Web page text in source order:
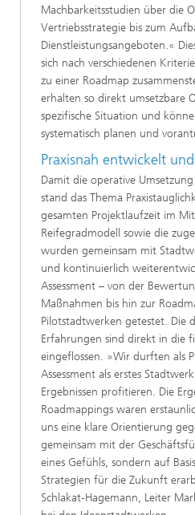
Machbarkeitsstudien über die
Vertriebsstrategie bis zum
Dienstleistungsangeboten.«
sich nach verschiedenen
zu einer Roadmap
erhalten so direkt umsetzbare
spezifische Situation und
systematisch planen und
Praxisnah entwickelt
Damit die operative
stand das Thema
gesamten Projektlaufzeit im
Reifegradmodell sowie die
wurden gemeinsam mit
und kontinuierlich
Assessment – von der
Maßnahmen bis hin zur
Pilotstadtwerken getestet. Die
Erfahrungen sind direkt in die
eingeflossen. »Wir durften als
Assessment als erstes
Ergebnissen profitieren. Die
Roadmappings waren
uns eine klare Orientierung
gemeinsam mit der
eines Gefühls, sondern auf
Strategien für die Zukunft
Schlakat-Hagemann, Leiter